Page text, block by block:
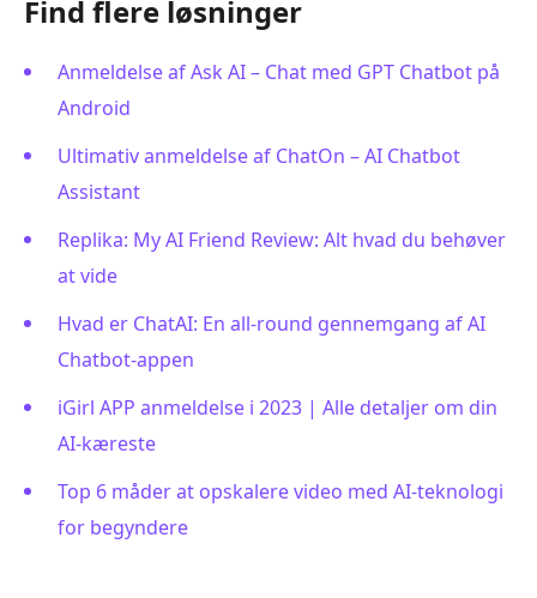
Find flere løsninger
Anmeldelse af Ask AI – Chat med GPT Chatbot på
Android
Ultimativ anmeldelse af ChatOn – AI Chatbot
Assistant
Replika: My AI Friend Review: Alt hvad du behøver
at vide
Hvad er ChatAI: En all-round gennemgang af AI
Chatbot-appen
iGirl APP anmeldelse i 2023 | Alle detaljer om din
AI-kæreste
Top 6 måder at opskalere video med AI-teknologi
for begyndere